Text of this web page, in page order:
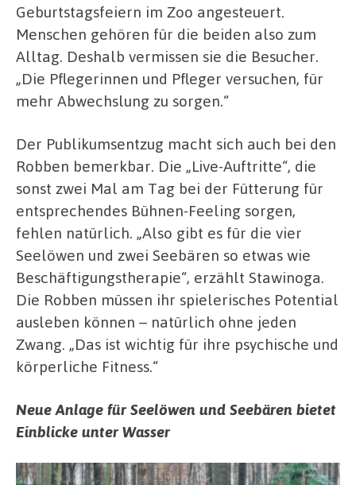
Geburtstagsfeiern im Zoo angesteuert.
Menschen gehören für die beiden also zum
Alltag. Deshalb vermissen sie die Besucher.
„Die Pflegerinnen und Pfleger versuchen, für
mehr Abwechslung zu sorgen.“
Der Publikumsentzug macht sich auch bei den
Robben bemerkbar. Die „Live-Auftritte“, die
sonst zwei Mal am Tag bei der Fütterung für
entsprechendes Bühnen-Feeling sorgen,
fehlen natürlich. „Also gibt es für die vier
Seelöwen und zwei Seebären so etwas wie
Beschäftigungstherapie“, erzählt Stawinoga.
Die Robben müssen ihr spielerisches Potential
ausleben können – natürlich ohne jeden
Zwang. „Das ist wichtig für ihre psychische und
körperliche Fitness.“
Neue Anlage für Seelöwen und Seebären bietet
Einblicke unter Wasser